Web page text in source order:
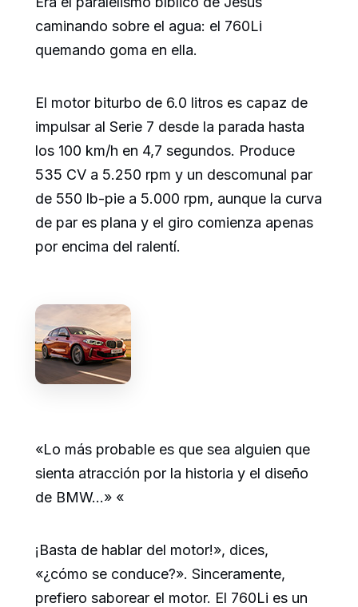
caminando sobre el agua: el 760Li
quemando goma en ella.
El motor biturbo de 6.0 litros es capaz de
impulsar al Serie 7 desde la parada hasta
los 100 km/h en 4,7 segundos. Produce
535 CV a 5.250 rpm y un descomunal par
de 550 lb-pie a 5.000 rpm, aunque la curva
de par es plana y el giro comienza apenas
por encima del ralentí.
«Lo más probable es que sea alguien que
sienta atracción por la historia y el diseño
de BMW…» «
¡Basta de hablar del motor!», dices,
«¿cómo se conduce?». Sinceramente,
prefiero saborear el motor. El 760Li es un